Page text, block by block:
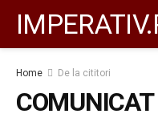
Home De la cititori